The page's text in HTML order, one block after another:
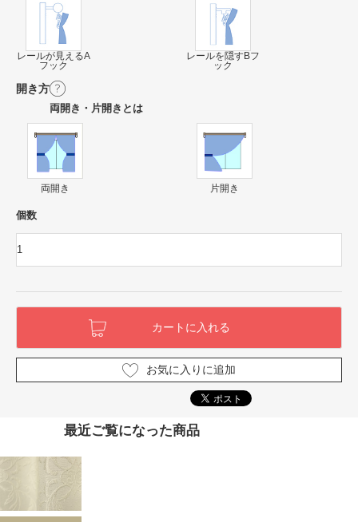
レールが見えるA
フック
レールを隠すBフ
ック
開き方
両開き・片開きとは
両開き 片開き
個数
お気に入りに追加
最近ご覧になった商品